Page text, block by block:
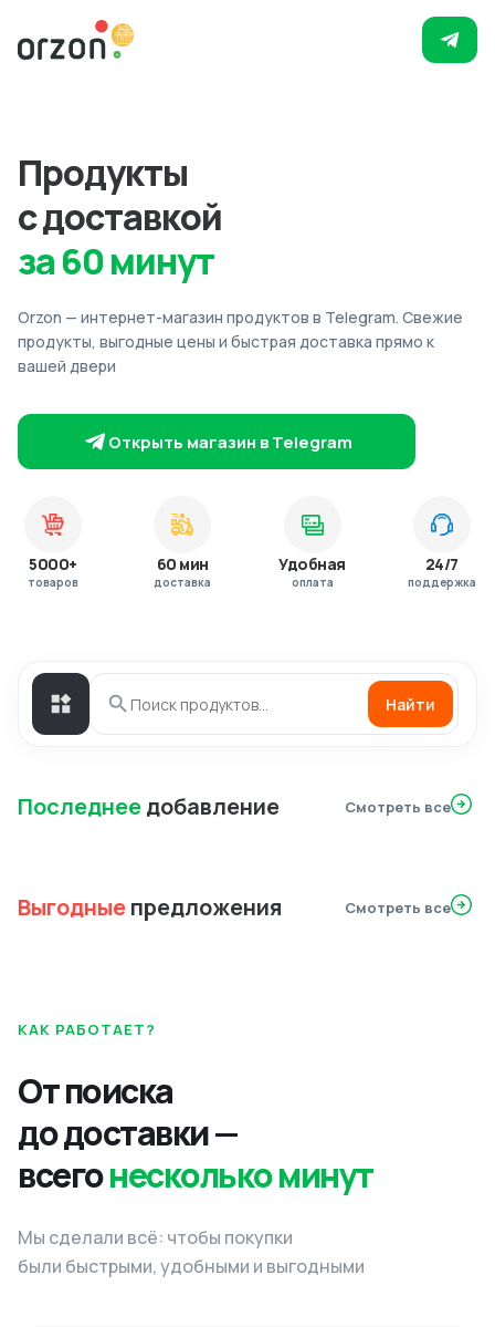
Продукты
с доставкой
за 60 минут
Orzon — интернет-магазин продуктов в Telegram. Свежие
продукты, выгодные цены и быстрая доставка прямо к
вашей двери
Открыть магазин в Telegram
5000+
товаров
60 мин
доставка
Удобная
оплата
24/7
поддержка
Найти
Последнеедобавление Смотреть все
Выгодныепредложения Смотреть все
КАК РАБОТАЕТ?
От поиска
до доставки —
всегонесколько минут
Мы сделали всё: чтобы покупки
были быстрыми, удобными и выгодными